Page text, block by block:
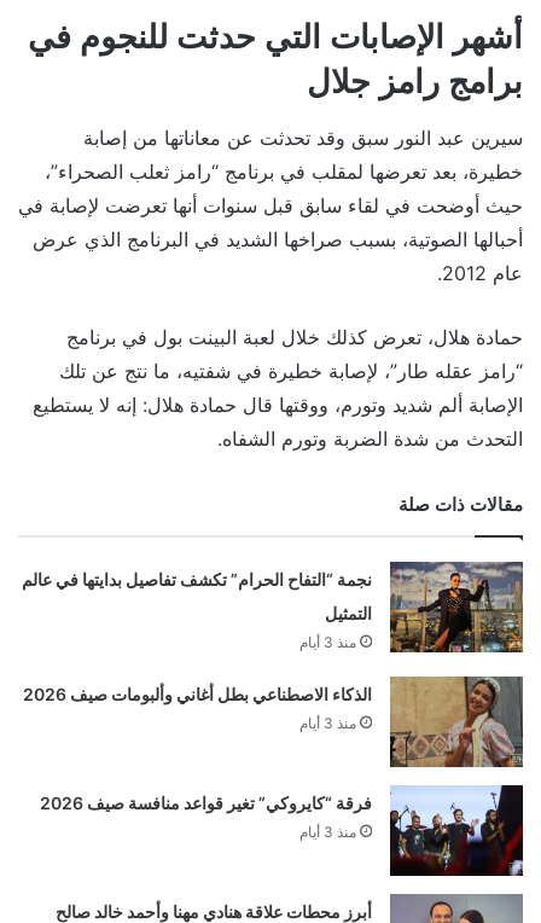
أشهر الإصابات التي حدثت للنجوم في
برامج رامز جلال
سيرين عبد النور سبق وقد تحدثت عن معاناتها من إصابة
خطيرة، بعد تعرضها لمقلب في برنامج “رامز ثعلب الصحراء”،
حيث أوضحت في لقاء سابق قبل سنوات أنها تعرضت لإصابة في
أحبالها الصوتية، بسبب صراخها الشديد في البرنامج الذي عرض
عام 2012.
حمادة هلال، تعرض كذلك خلال لعبة البينت بول في برنامج
“رامز عقله طار”، لإصابة خطيرة في شفتيه، ما نتج عن تلك
الإصابة ألم شديد وتورم، ووقتها قال حمادة هلال: إنه لا يستطيع
التحدث من شدة الضربة وتورم الشفاه.
مقالات ذات صلة
نجمة “التفاح الحرام” تكشف تفاصيل بدايتها في عالم
التمثيل
منذ 3 أيام
الذكاء الاصطناعي بطل أغاني وألبومات صيف 2026
منذ 3 أيام
فرقة “كايروكي” تغير قواعد منافسة صيف 2026
منذ 3 أيام
أبرز محطات علاقة هنادي مهنا وأحمد خالد صالح